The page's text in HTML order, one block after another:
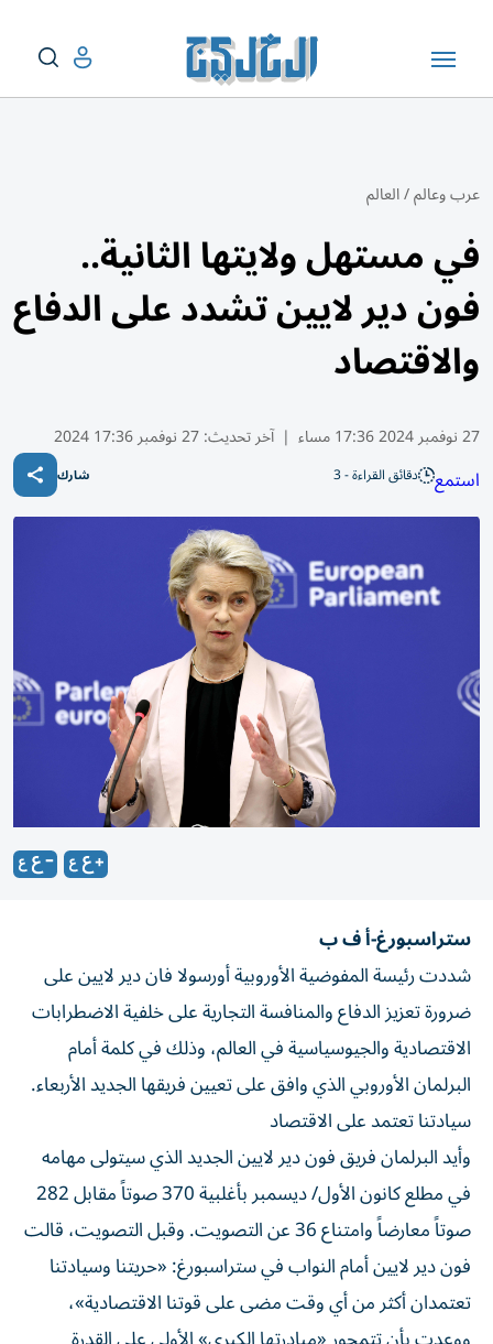
عرب وعالم/العالم
في مستهل ولايتها الثانية..
فون دير لايين تشدد على الدفاع
والاقتصاد
27 نوفمبر 2024 17:36 مساء | آخر تحديث:27 نوفمبر 17:36 2024
استمع دقائق القراءة - 3 شارك
ستراسبورغ-أ ف ب
شددت رئيسة المفوضية الأوروبية أورسولا فان دير لايين على
ضرورة تعزيز الدفاع والمنافسة التجارية على خلفية الاضطرابات
الاقتصادية والجيوسياسية في العالم، وذلك في كلمة أمام
البرلمان الأوروبي الذي وافق على تعيين فريقها الجديد الأربعاء.
سيادتنا تعتمد على الاقتصاد
وأيد البرلمان فريق فون دير لايين الجديد الذي سيتولى مهامه
في مطلع كانون الأول/ ديسمبر بأغلبية 370 صوتاً مقابل 282
صوتاً معارضاً وامتناع 36 عن التصويت. وقبل التصويت، قالت
فون دير لايين أمام النواب في ستراسبورغ: «حريتنا وسيادتنا
تعتمدان أكثر من أي وقت مضى على قوتنا الاقتصادية»،